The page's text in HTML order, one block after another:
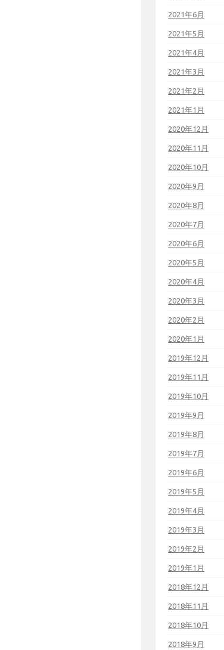
2021年6月
2021年5月
2021年4月
2021年3月
2021年2月
2021年1月
2020年12月
2020年11月
2020年10月
2020年9月
2020年8月
2020年7月
2020年6月
2020年5月
2020年4月
2020年3月
2020年2月
2020年1月
2019年12月
2019年11月
2019年10月
2019年9月
2019年8月
2019年7月
2019年6月
2019年5月
2019年4月
2019年3月
2019年2月
2019年1月
2018年12月
2018年11月
2018年10月
2018年9月